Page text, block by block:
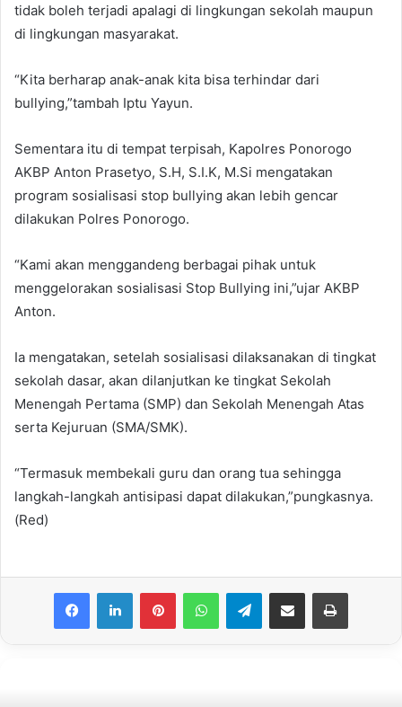
tidak boleh terjadi apalagi di lingkungan sekolah maupun
di lingkungan masyarakat.
“Kita berharap anak-anak kita bisa terhindar dari
bullying,”tambah Iptu Yayun.
Sementara itu di tempat terpisah, Kapolres Ponorogo
AKBP Anton Prasetyo, S.H, S.I.K, M.Si mengatakan
program sosialisasi stop bullying akan lebih gencar
dilakukan Polres Ponorogo.
“Kami akan menggandeng berbagai pihak untuk
menggelorakan sosialisasi Stop Bullying ini,”ujar AKBP
Anton.
Ia mengatakan, setelah sosialisasi dilaksanakan di tingkat
sekolah dasar, akan dilanjutkan ke tingkat Sekolah
Menengah Pertama (SMP) dan Sekolah Menengah Atas
serta Kejuruan (SMA/SMK).
“Termasuk membekali guru dan orang tua sehingga
langkah-langkah antisipasi dapat dilakukan,”pungkasnya.
(Red)
Telegram